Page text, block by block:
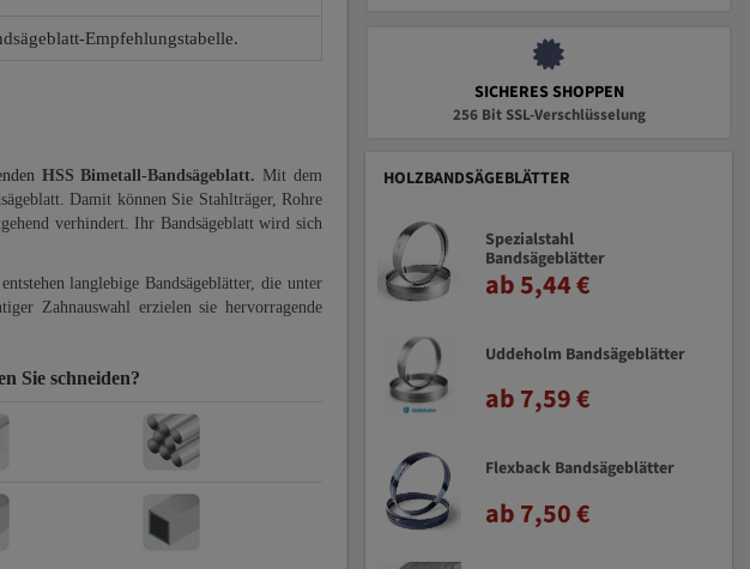
Empfehlungstabelle.
HSS Bimetall-Bandsägeblatt. Mit dem
Damit können Sie Stahlträger, Rohre
verhindert. Ihr Bandsägeblatt wird sich
langlebige Bandsägeblätter, die unter
Zahnauswahl erzielen sie hervorragende
Sie schneiden?
SICHERES SHOPPEN
256 Bit SSL-Verschlüsselung
HOLZBANDSÄGEBLÄTTER
Spezialstahl
Bandsägeblätter
ab 5,44 €
Uddeholm Bandsägeblätter
ab 7,59 €
Flexback Bandsägeblätter
ab 7,50 €